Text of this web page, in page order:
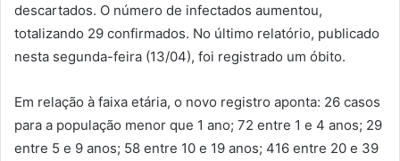
descartados. O número de infectados aumentou,
totalizando 29 confirmados. No último relatório, publicado
nesta segunda-feira (13/04), foi registrado um óbito.
Em relação à faixa etária, o novo registro aponta: 26 casos
para a população menor que 1 ano; 72 entre 1 e 4 anos; 29
entre 5 e 9 anos; 58 entre 10 e 19 anos; 416 entre 20 e 39